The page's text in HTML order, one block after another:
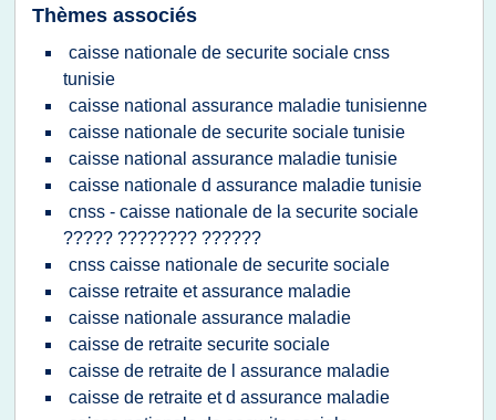
Thèmes associés
caisse nationale de securite sociale cnss
tunisie
caisse national assurance maladie tunisienne
caisse nationale de securite sociale tunisie
caisse national assurance maladie tunisie
caisse nationale d assurance maladie tunisie
cnss - caisse nationale de la securite sociale
????? ???????? ??????
cnss caisse nationale de securite sociale
caisse retraite et assurance maladie
caisse nationale assurance maladie
caisse de retraite securite sociale
caisse de retraite de l assurance maladie
caisse de retraite et d assurance maladie